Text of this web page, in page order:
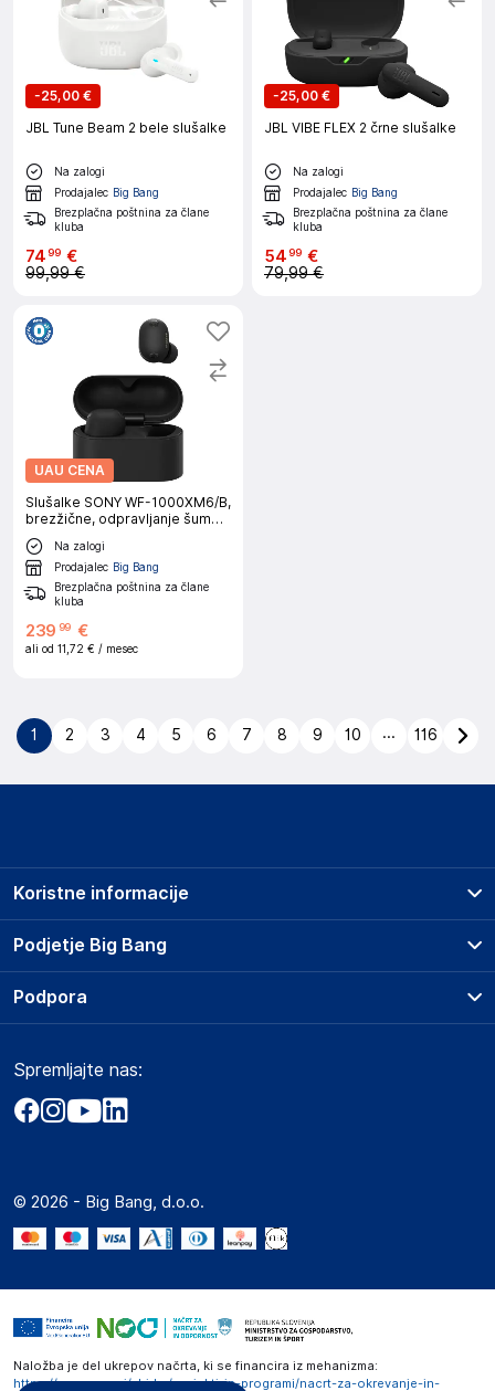
-25,00 €
JBL Tune Beam 2 bele slušalke
Na zalogi
Prodajalec Big Bang
Brezplačna poštnina za člane
kluba
7499 €
99,99 €
-25,00 €
JBL VIBE FLEX 2 črne slušalke
Na zalogi
Prodajalec Big Bang
Brezplačna poštnina za člane
kluba
5499 €
79,99 €
UAU CENA
Slušalke SONY WF-1000XM6/B,
brezžične, odpravljanje šumov,
črne
Na zalogi
Prodajalec Big Bang
Brezplačna poštnina za člane
kluba
239 99 €
ali od 11,72 € / mesec
1 2 3 4 5 6 7 8 9 10 ... 116
Podjetje Big Bang
O podjetju
Obvestila za javnost
Akt o digitalnih storitvah
Marketplace za partnerje
Novosti
Koristne informacije
Prodajna mesta
Storitve
Dostava, vnos in odvoz
Zavarovanje izdelkov
Podpora
Marketplace
Kako oddati naročilo?
Spremljajte nas:
© 2026 - Big Bang, d.o.o.
Naložba je del ukrepov načrta, ki se financira iz mehanizma:
https://www.gov.si/zbirke/projekti-in-programi/nacrt-za-okrevanje-in-